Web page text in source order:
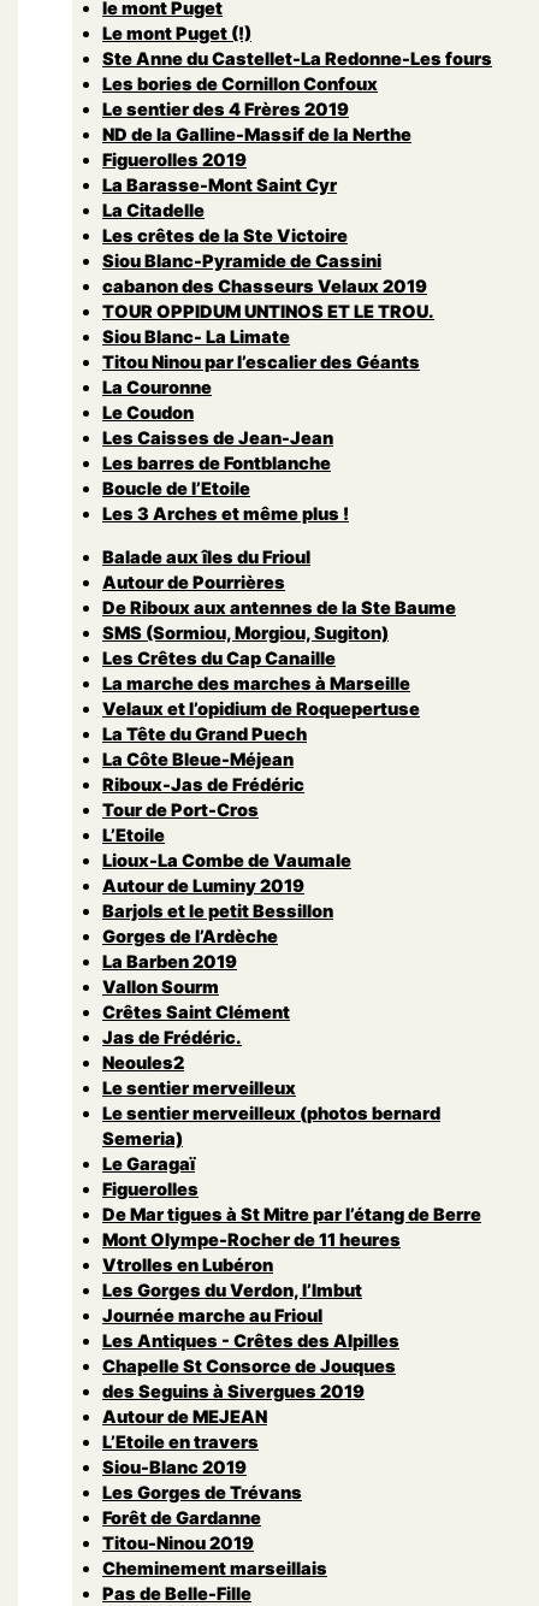
le mont Puget
Le mont Puget (!)
Ste Anne du Castellet-La Redonne-Les fours
Les bories de Cornillon Confoux
Le sentier des 4 Frères 2019
ND de la Galline-Massif de la Nerthe
Figuerolles 2019
La Barasse-Mont Saint Cyr
La Citadelle
Les crêtes de la Ste Victoire
Siou Blanc-Pyramide de Cassini
cabanon des Chasseurs Velaux 2019
TOUR OPPIDUM UNTINOS ET LE TROU.
Siou Blanc- La Limate
Titou Ninou par l’escalier des Géants
La Couronne
Le Coudon
Les Caisses de Jean-Jean
Les barres de Fontblanche
Boucle de l’Etoile
Les 3 Arches et même plus !
Balade aux îles du Frioul
Autour de Pourrières
De Riboux aux antennes de la Ste Baume
SMS (Sormiou, Morgiou, Sugiton)
Les Crêtes du Cap Canaille
La marche des marches à Marseille
Velaux et l’opidium de Roquepertuse
La Tête du Grand Puech
La Côte Bleue-Méjean
Riboux-Jas de Frédéric
Tour de Port-Cros
L’Etoile
Lioux-La Combe de Vaumale
Autour de Luminy 2019
Barjols et le petit Bessillon
Gorges de l’Ardèche
La Barben 2019
Vallon Sourm
Crêtes Saint Clément
Jas de Frédéric.
Neoules2
Le sentier merveilleux
Le sentier merveilleux (photos bernard
Semeria)
Le Garagaï
Figuerolles
De Mar tigues à St Mitre par l’étang de Berre
Mont Olympe-Rocher de 11 heures
Vtrolles en Lubéron
Les Gorges du Verdon, l’Imbut
Journée marche au Frioul
Les Antiques - Crêtes des Alpilles
Chapelle St Consorce de Jouques
des Seguins à Sivergues 2019
Autour de MEJEAN
L’Etoile en travers
Siou-Blanc 2019
Les Gorges de Trévans
Forêt de Gardanne
Titou-Ninou 2019
Cheminement marseillais
Pas de Belle-Fille